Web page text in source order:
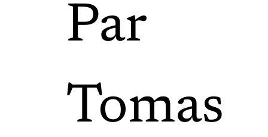
Par
Tomas